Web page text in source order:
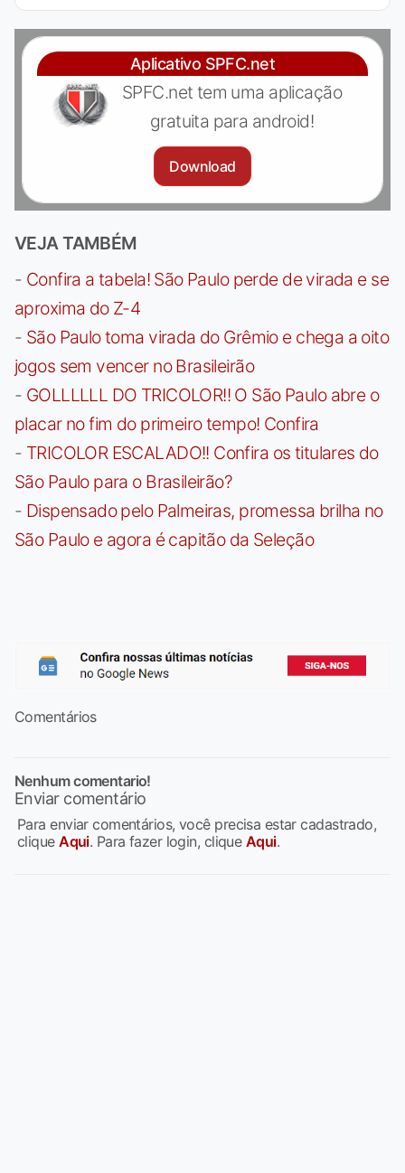
Aplicativo SPFC.net
SPFC.net tem uma aplicação
gratuita para android!
Download
VEJA TAMBÉM
- Confira a tabela! São Paulo perde de virada e se
aproxima do Z-4
- São Paulo toma virada do Grêmio e chega a oito
jogos sem vencer no Brasileirão
- GOLLLLLL DO TRICOLOR!! O São Paulo abre o
placar no fim do primeiro tempo! Confira
- TRICOLOR ESCALADO!! Confira os titulares do
São Paulo para o Brasileirão?
- Dispensado pelo Palmeiras, promessa brilha no
São Paulo e agora é capitão da Seleção
Comentários
Nenhum comentario!
Enviar comentário
Para enviar comentários, você precisa estar cadastrado,
cliqueAqui. Para fazer login, clique Aqui.